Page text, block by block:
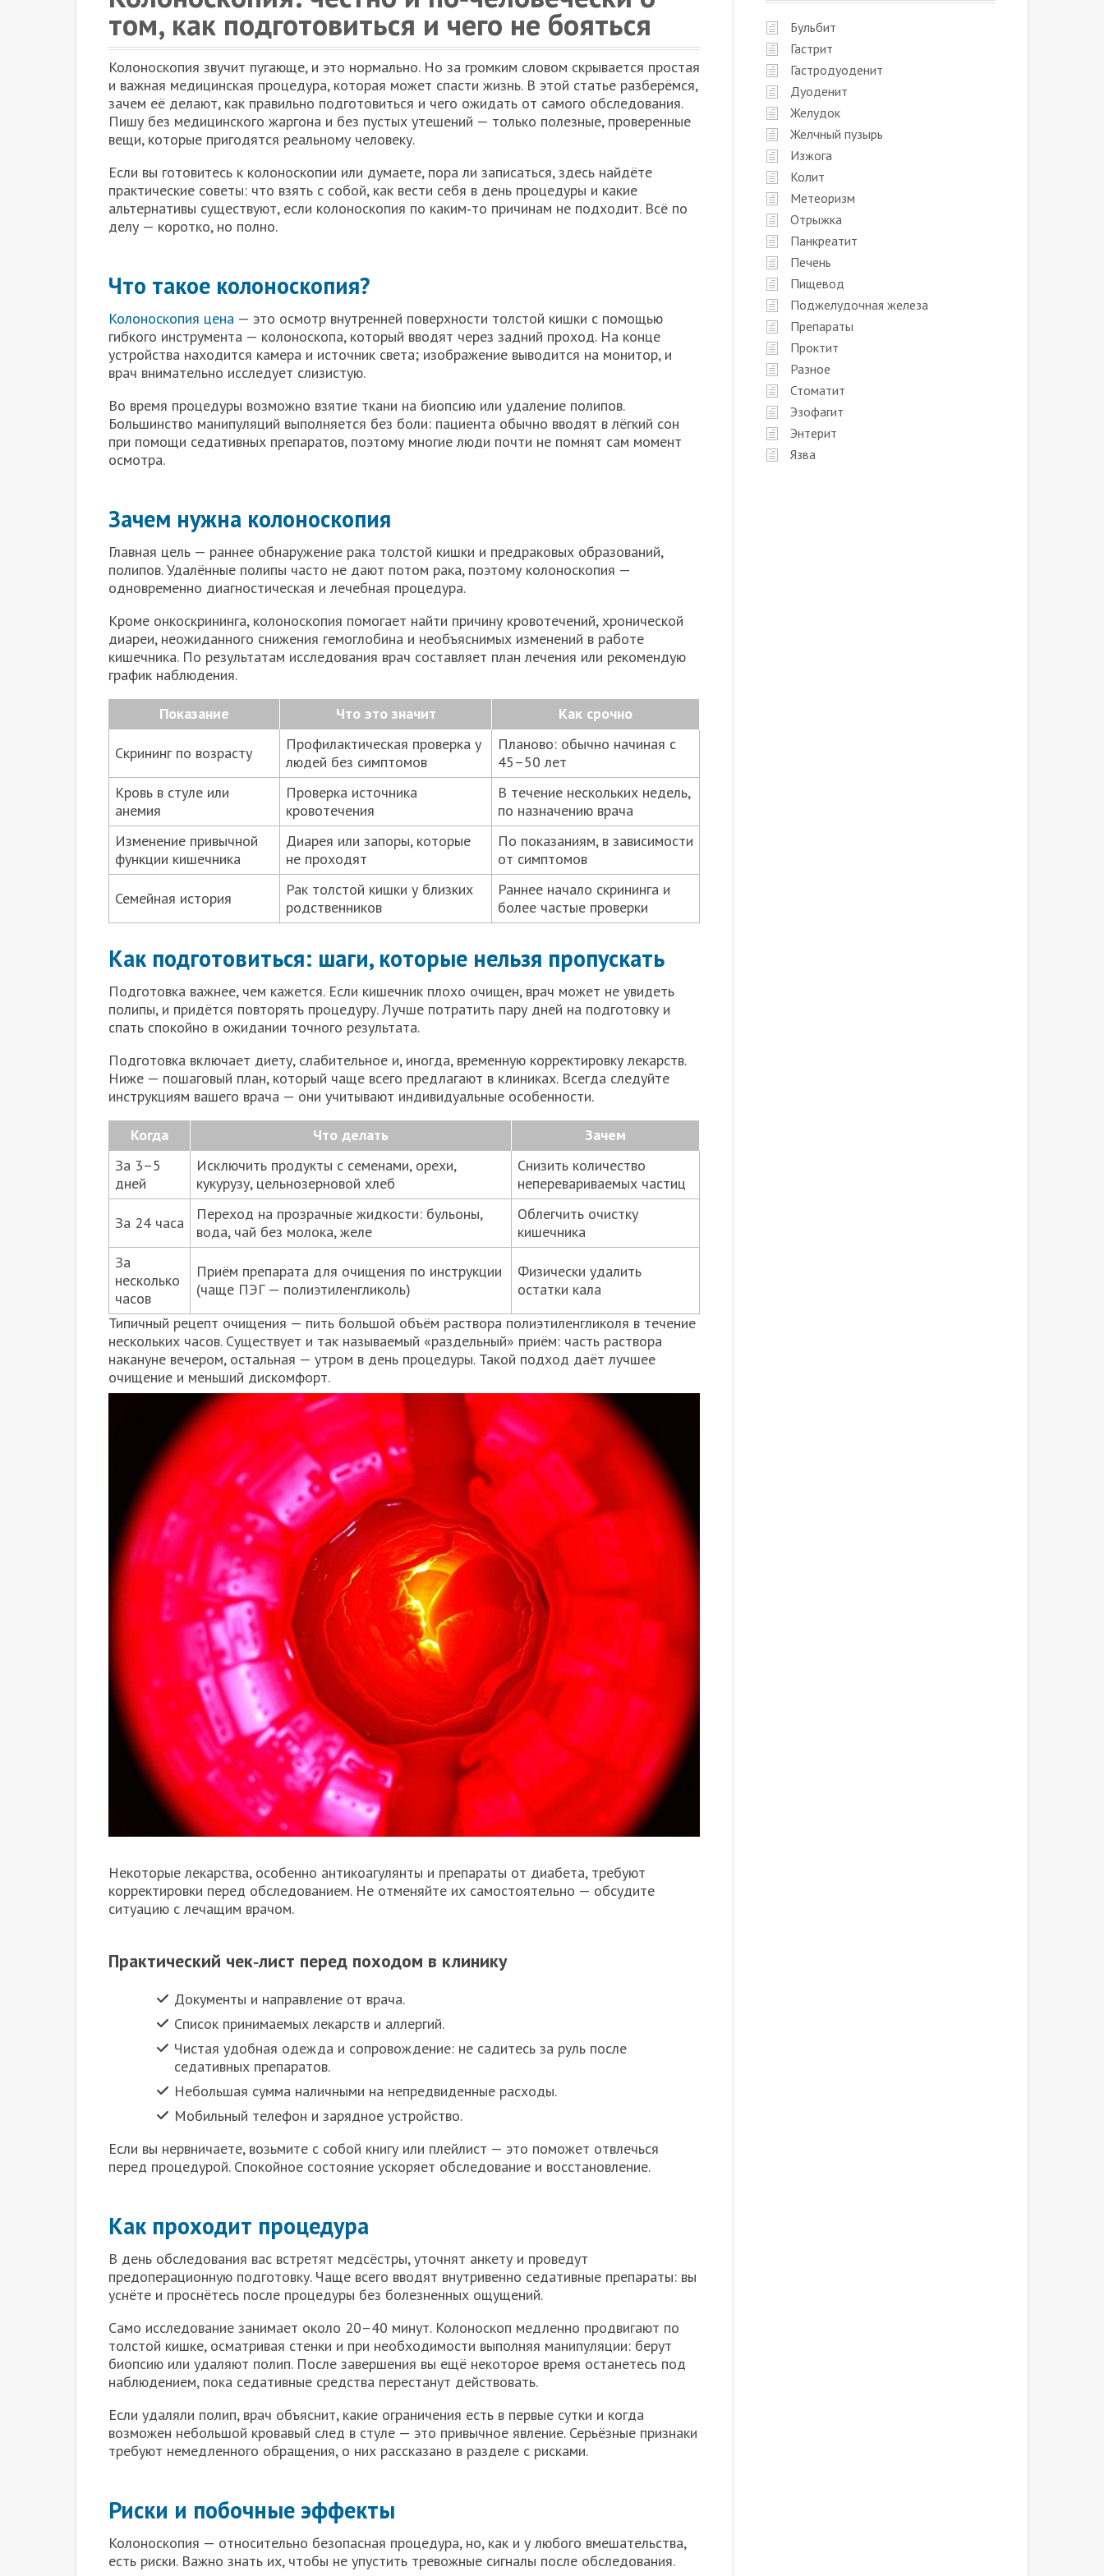
том, как подготовиться и чего не бояться
Колоноскопия звучит пугающе, и это нормально. Но за громким словом скрывается простая
и важная медицинская процедура, которая может спасти жизнь. В этой статье разберёмся,
зачем её делают, как правильно подготовиться и чего ожидать от самого обследования.
Пишу без медицинского жаргона и без пустых утешений — только полезные, проверенные
вещи, которые пригодятся реальному человеку.
Если вы готовитесь к колоноскопии или думаете, пора ли записаться, здесь найдёте
практические советы: что взять с собой, как вести себя в день процедуры и какие
альтернативы существуют, если колоноскопия по каким‑то причинам не подходит. Всё по
делу — коротко, но полно.
Что такое колоноскопия?
Колоноскопия цена — это осмотр внутренней поверхности толстой кишки с помощью
гибкого инструмента — колоноскопа, который вводят через задний проход. На конце
устройства находится камера и источник света; изображение выводится на монитор, и
врач внимательно исследует слизистую.
Во время процедуры возможно взятие ткани на биопсию или удаление полипов.
Большинство манипуляций выполняется без боли: пациента обычно вводят в лёгкий сон
при помощи седативных препаратов, поэтому многие люди почти не помнят сам момент
осмотра.
Зачем нужна колоноскопия
Главная цель — раннее обнаружение рака толстой кишки и предраковых образований,
полипов. Удалённые полипы часто не дают потом рака, поэтому колоноскопия —
одновременно диагностическая и лечебная процедура.
Кроме онкоскрининга, колоноскопия помогает найти причину кровотечений, хронической
диареи, неожиданного снижения гемоглобина и необъяснимых изменений в работе
кишечника. По результатам исследования врач составляет план лечения или рекомендую
график наблюдения.
Показание Что это значит Как срочно
Скрининг по возрасту
Профилактическая проверка у
людей без симптомов
Планово: обычно начиная с
45–50 лет
Кровь в стуле или
анемия
Проверка источника
кровотечения
В течение нескольких недель,
по назначению врача
Изменение привычной
функции кишечника
Диарея или запоры, которые
не проходят
По показаниям, в зависимости
от симптомов
Семейная история
Рак толстой кишки у близких
родственников
Раннее начало скрининга и
более частые проверки
Как подготовиться: шаги, которые нельзя пропускать
Подготовка важнее, чем кажется. Если кишечник плохо очищен, врач может не увидеть
полипы, и придётся повторять процедуру. Лучше потратить пару дней на подготовку и
спать спокойно в ожидании точного результата.
Подготовка включает диету, слабительное и, иногда, временную корректировку лекарств.
Ниже — пошаговый план, который чаще всего предлагают в клиниках. Всегда следуйте
инструкциям вашего врача — они учитывают индивидуальные особенности.
Когда Что делать
Зачем
За 3–5
дней
Исключить продукты с семенами, орехи,
кукурузу, цельнозерновой хлеб
Снизить количество
неперевариваемых частиц
За 24 часа
Переход на прозрачные жидкости: бульоны,
вода, чай без молока, желе
Облегчить очистку
кишечника
За
несколько
часов
Приём препарата для очищения по инструкции
(чаще ПЭГ — полиэтиленгликоль)
Физически удалить
остатки кала
Типичный рецепт очищения — пить большой объём раствора полиэтиленгликоля в течение
нескольких часов. Существует и так называемый «раздельный» приём: часть раствора
накануне вечером, остальная — утром в день процедуры. Такой подход даёт лучшее
очищение и меньший дискомфорт.
Некоторые лекарства, особенно антикоагулянты и препараты от диабета, требуют
корректировки перед обследованием. Не отменяйте их самостоятельно — обсудите
ситуацию с лечащим врачом.
Практический чек‑лист перед походом в клинику
Документы и направление от врача.
Список принимаемых лекарств и аллергий.
Чистая удобная одежда и сопровождение: не садитесь за руль после
седативных препаратов.
Небольшая сумма наличными на непредвиденные расходы.
Мобильный телефон и зарядное устройство.
Если вы нервничаете, возьмите с собой книгу или плейлист — это поможет отвлечься
перед процедурой. Спокойное состояние ускоряет обследование и восстановление.
Как проходит процедура
В день обследования вас встретят медсёстры, уточнят анкету и проведут
предоперационную подготовку. Чаще всего вводят внутривенно седативные препараты: вы
уснёте и проснётесь после процедуры без болезненных ощущений.
Само исследование занимает около 20–40 минут. Колоноскоп медленно продвигают по
толстой кишке, осматривая стенки и при необходимости выполняя манипуляции: берут
биопсию или удаляют полип. После завершения вы ещё некоторое время останетесь под
наблюдением, пока седативные средства перестанут действовать.
Если удаляли полип, врач объяснит, какие ограничения есть в первые сутки и когда
возможен небольшой кровавый след в стуле — это привычное явление. Серьёзные признаки
требуют немедленного обращения, о них рассказано в разделе с рисками.
Риски и побочные эффекты
Колоноскопия — относительно безопасная процедура, но, как и у любого вмешательства,
есть риски. Важно знать их, чтобы не упустить тревожные сигналы после обследования.
Бульбит
Гастрит
Гастродуоденит
Дуоденит
Желудок
Желчный пузырь
Изжога
Колит
Метеоризм
Отрыжка
Панкреатит
Печень
Пищевод
Поджелудочная железа
Препараты
Проктит
Разное
Стоматит
Эзофагит
Энтерит
Язва